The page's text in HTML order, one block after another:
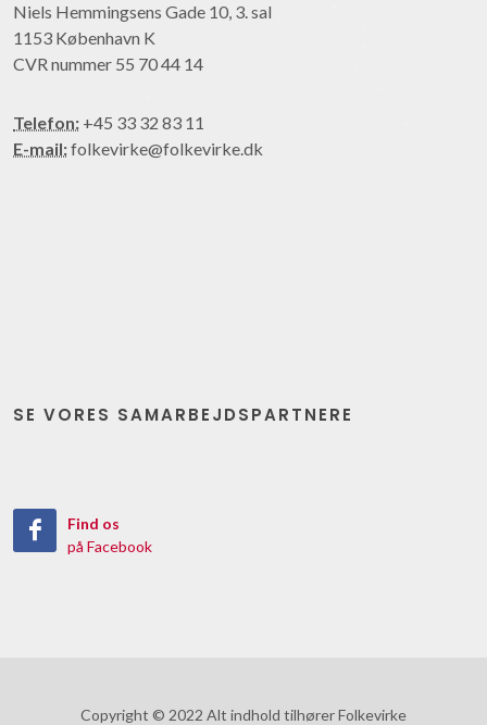
Niels Hemmingsens Gade 10, 3. sal
1153 København K
CVR nummer 55 70 44 14
Telefon: +45 33 32 83 11
E-mail:folkevirke@folkevirke.dk
SE VORES SAMARBEJDSPARTNERE
Find os
på Facebook
Copyright © 2022 Alt indhold tilhører Folkevirke